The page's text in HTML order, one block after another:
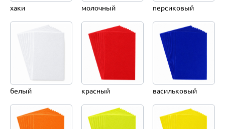
хаки молочный персиковый
белый красный васильковый